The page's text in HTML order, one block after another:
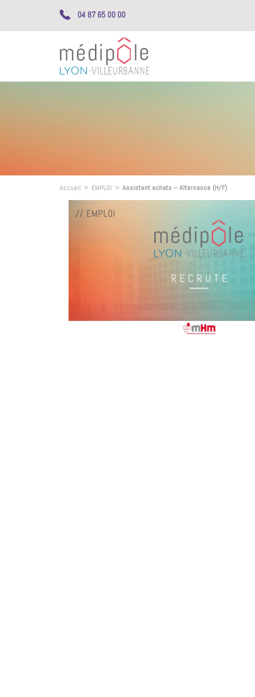
04 87 65 00 00
Accueil > EMPLOI > Assistant achats – Alternance (H/F)